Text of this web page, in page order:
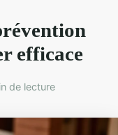
efficace
de lecture